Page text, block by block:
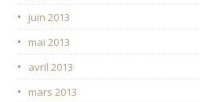
juin 2013
mai 2013
avril 2013
mars 2013